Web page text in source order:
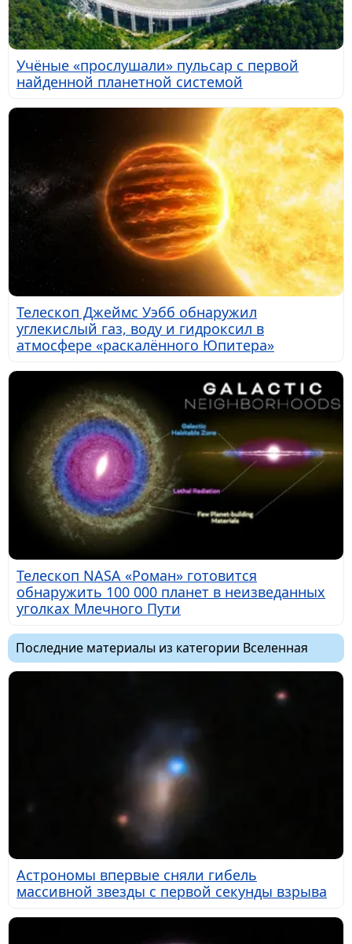
Учёные «прослушали» пульсар с первой
найденной планетной системой
Телескоп Джеймс Уэбб обнаружил
углекислый газ, воду и гидроксил в
атмосфере «раскалённого Юпитера»
Телескоп NASA «Роман» готовится
обнаружить 100 000 планет в неизведанных
уголках Млечного Пути
Последние материалы из категории Вселенная
Астрономы впервые сняли гибель
массивной звезды с первой секунды взрыва